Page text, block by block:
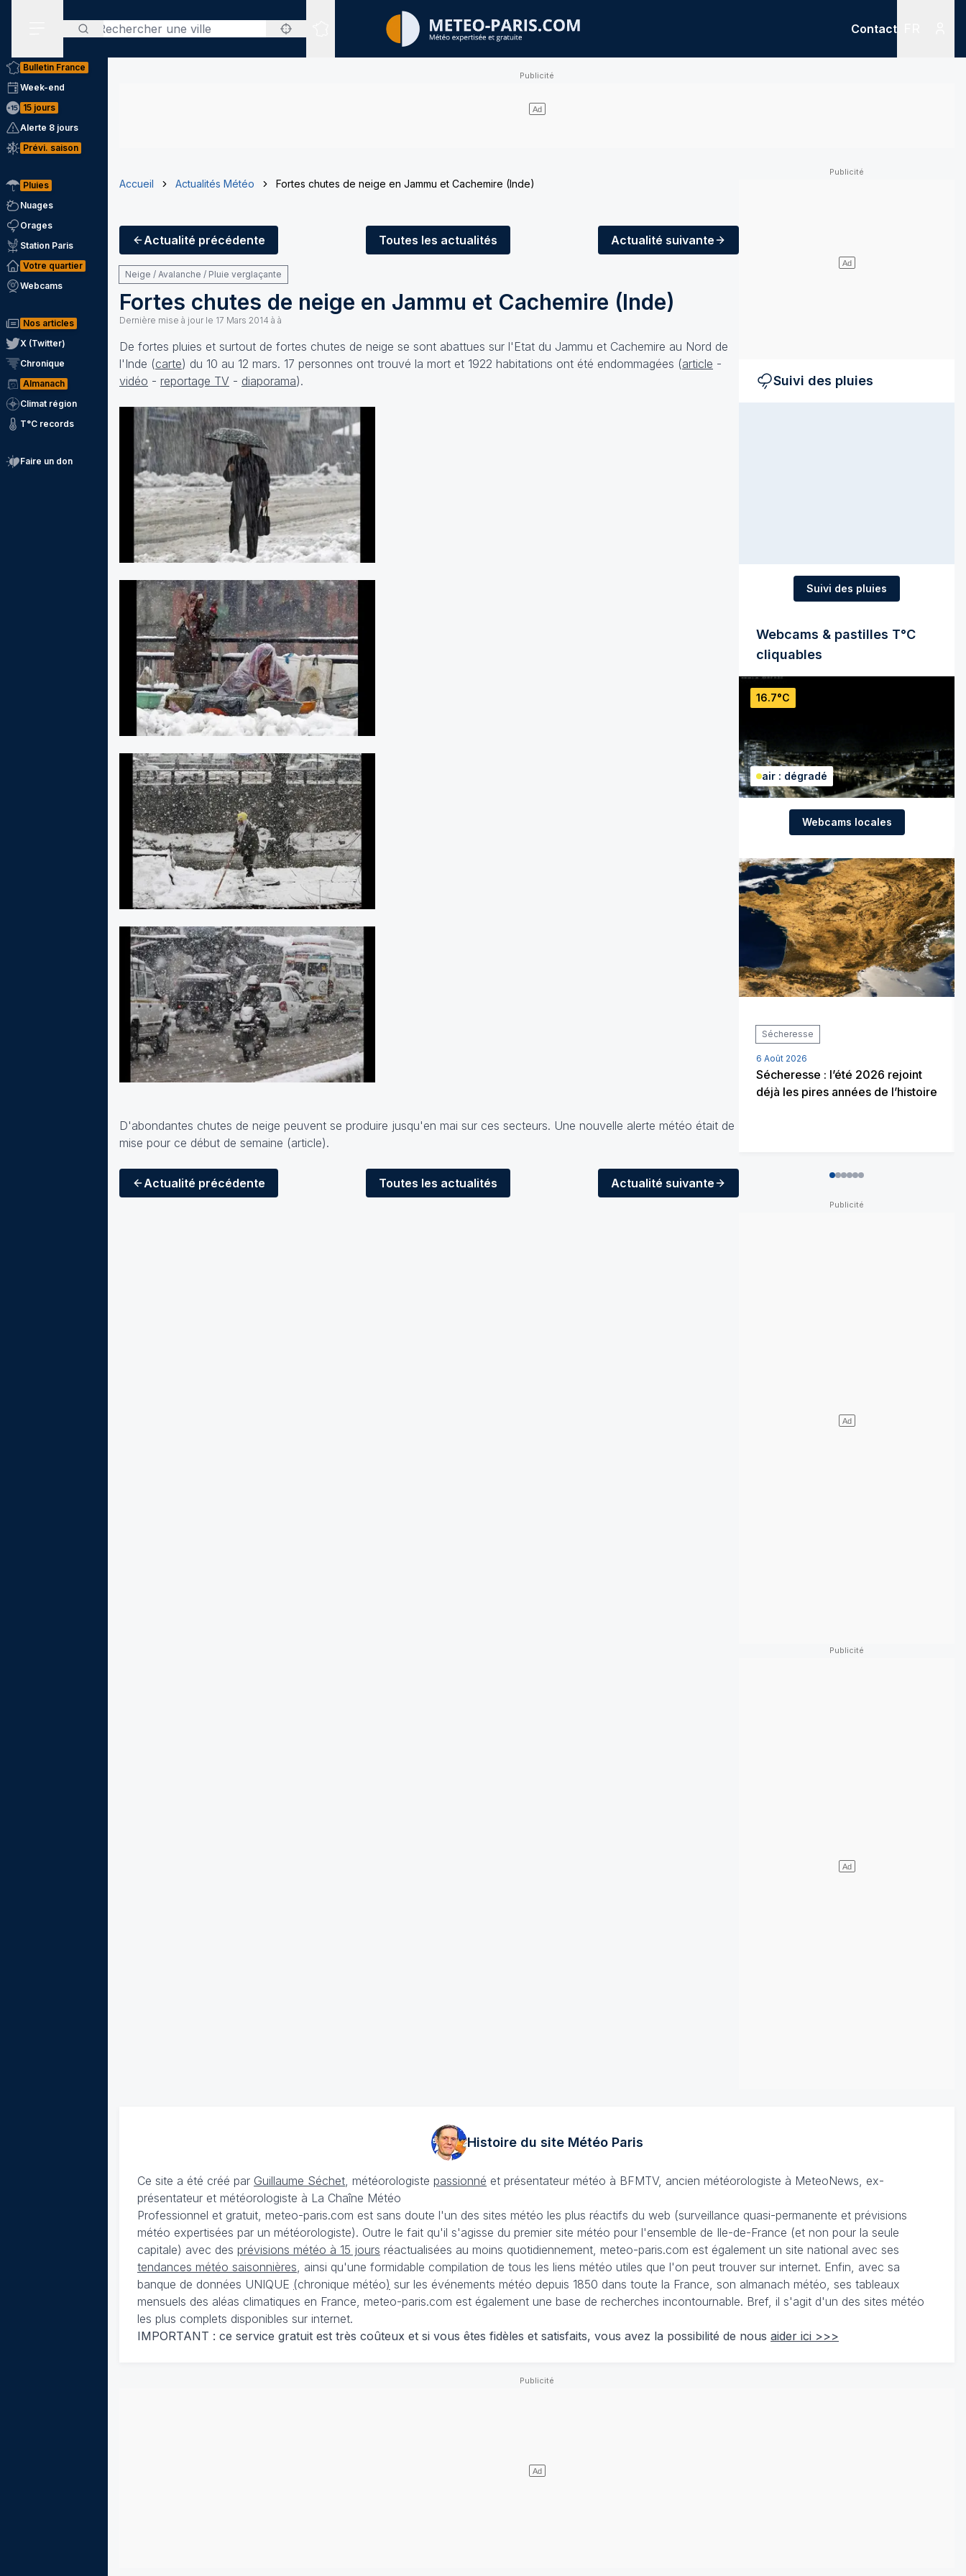
Rechercher
Sites expertisés
Contact
Bulletin France
Week-end
15 jours
Alerte 8 jours
Prévi. saison
Pluies
Nuages
Orages
Station Paris
Votre quartier
Webcams
Nos articles
X (Twitter)
Chronique
Almanach
Climat région
T°C records
Faire un don
Accueil Actualités Météo Fortes chutes de neige en Jammu et Cachemire (Inde)
Actualité précédente Toutes les actualités Actualité suivante
Neige / Avalanche / Pluie verglaçante
Fortes chutes de neige en Jammu et Cachemire (Inde)
Dernière mise à jour le 17 Mars 2014 à à
De fortes pluies et surtout de fortes chutes de neige se sont abattues sur l'Etat du Jammu et Cachemire au Nord de
l'Inde (carte) du 10 au 12 mars. 17 personnes ont trouvé la mort et 1922 habitations ont été endommagées (article -
vidéo - reportage TV - diaporama).
D'abondantes chutes de neige peuvent se produire jusqu'en mai sur ces secteurs. Une nouvelle alerte météo était de
mise pour ce début de semaine (article).
Actualité précédente Toutes les actualités Actualité suivante
Suivi des pluies
Suivi des pluies
Webcams & pastilles T°C
cliquables
16.7°C
air : dégradé
Webcams locales
Sécheresse
6 Août 2026
Sécheresse : l’été 2026 rejoint
déjà les pires années de l’histoire
012345
Histoire du site MétéoParis
Ce site a été créé par Guillaume Séchet , météorologiste passionné et présentateur météo à BFMTV, ancien météorologiste à MeteoNews, ex-
présentateur et météorologiste à La Chaîne Météo
Professionnel et gratuit, meteo-paris.com est sans doute l'un des sites météo les plus réactifs du web (surveillance quasi-permanente et prévisions
météo expertisées par un météorologiste). Outre le fait qu'il s'agisse du premier site météo pour l'ensemble de Ile-de-France (et non pour la seule
capitale) avec des prévisions météo à 15 jours réactualisées au moins quotidiennement, meteo-paris.com est également un site national avec ses
tendances météo saisonnières , ainsi qu'une formidable compilation de tous les liens météo utiles que l'on peut trouver sur internet. Enfin, avec sa
banque de données UNIQUE (chronique météo) sur les événements météo depuis 1850 dans toute la France, son almanach météo, ses tableaux
mensuels des aléas climatiques en France, meteo-paris.com est également une base de recherches incontournable. Bref, il s'agit d'un des sites météo
les plus complets disponibles sur internet.
IMPORTANT : ce service gratuit est très coûteux et si vous êtes fidèles et satisfaits, vous avez la possibilité de nous aider ici >>>